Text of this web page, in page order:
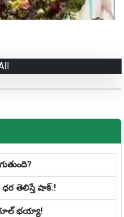
తెలిస్తే షాక్‌.!
రూల్ భయ్యా!